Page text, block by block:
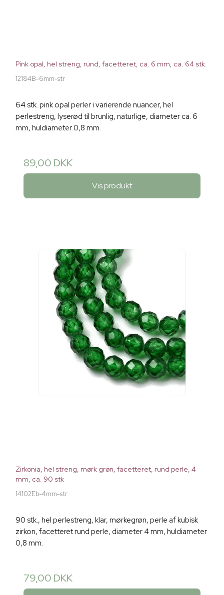
Pink opal, hel streng, rund, facetteret, ca. 6 mm, ca. 64 stk.
12184B-6mm-str
64 stk. pink opal perler i varierende nuancer, hel
perlestreng, lyserød til brunlig, naturlige, diameter ca. 6
mm, huldiameter 0,8 mm.
89,00 DKK
Vis produkt
Zirkonia, hel streng, mørk grøn, facetteret, rund perle, 4
mm, ca. 90 stk
14102Eb-4mm-str
90 stk., hel perlestreng, klar, mørkegrøn, perle af kubisk
zirkon, facetteret rund perle, diameter 4 mm, huldiameter
0,8 mm.
79,00 DKK